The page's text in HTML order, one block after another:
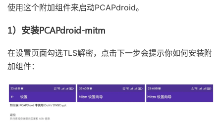
使用这个附加组件来启动PCAPdroid。
1）安装PCAPdroid-mitm
在设置页面勾选TLS解密，点击下一步会提示你如何安装附
加组件：